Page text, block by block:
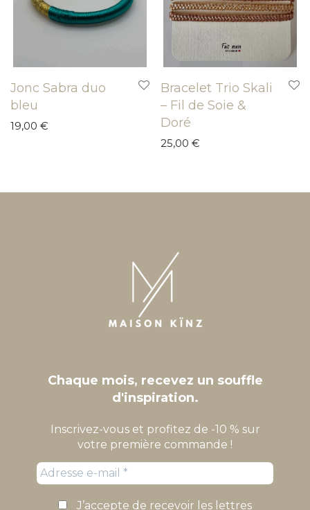
Jonc Sabra duo
bleu
19,00 €
Bracelet Trio Skali
– Fil de Soie &
Doré
25,00 €
Chaque mois, recevez un souffle
d'inspiration.
Inscrivez-vous et profitez de -10 % sur
votre première commande !
J’accepte de recevoir les lettres